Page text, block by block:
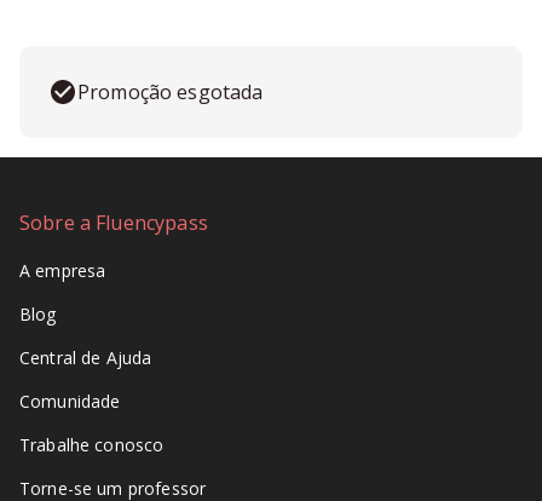
Promoção esgotada
Sobre a Fluencypass
A empresa
Blog
Central de Ajuda
Comunidade
Trabalhe conosco
Torne-se um professor